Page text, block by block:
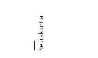
Seurakuntia